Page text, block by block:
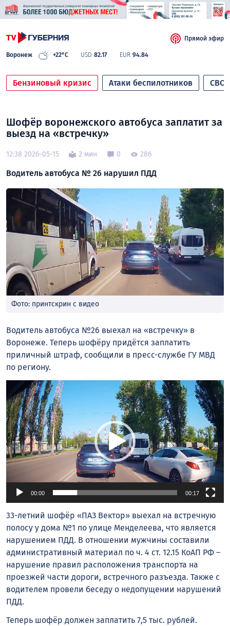
Воронеж +22°C USD 82.17 EUR 94.84
Прямой эфир
Бензиновый кризис Атаки беспилотников СВО
Шофёр воронежского автобуса заплатит за
выезд на «встречку»
12:38 2026-05-15 2 мин 0 286
Водитель автобуса № 26 нарушил ПДД
Фото: принтскрин с видео
Водитель автобуса №26 выехал на «встречку» в
Воронеже. Теперь шофёру придётся заплатить
приличный штраф, сообщили в пресс-службе ГУ МВД
по региону.
Видеоплеер
00:00 00:17
33-летний шофёр «ПАЗ Вектор» выехал на встречную
полосу у дома №1 по улице Менделеева, что является
нарушением ПДД. В отношении мужчины составили
административный материал по ч. 4 ст. 12.15 КоАП РФ –
нарушение правил расположения транспорта на
проезжей части дороги, встречного разъезда. Также с
водителем провели беседу о недопущении нарушений
ПДД.
Теперь шофёр должен заплатить 7,5 тыс. рублей.